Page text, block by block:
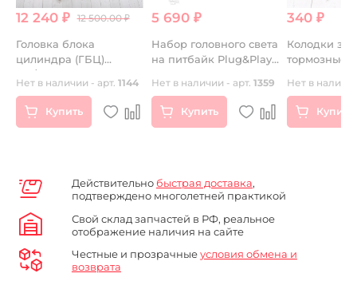
12 240 ₽ 12 500.00 ₽
Головка блока
цилиндра (ГБЦ)
150/160 2v в сборе
Нет в наличии - арт. 1144
Купить
5 690 ₽
Набор головного света
на питбайк Plug&Play
Нет в наличии - арт. 1359
Купить
340 ₽
Колодки
тормозные
Нет в
Купить
Действительно быстрая доставка,
подтверждено многолетней практикой
Свой склад запчастей в РФ, реальное
отображение наличия на сайте
Честные и прозрачныеусловия обмена и
возврата